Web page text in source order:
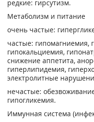
редкие: гирсутизм.
Метаболизм и питание
очень частые:
частые: гипомагниемия,
гипокальциемия,
снижение аппетита,
гиперлипидемия,
электролитные
нечастые:
гипогликемия.
Иммунная система